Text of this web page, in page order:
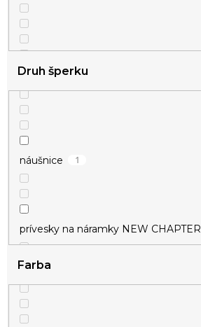
Druh šperku
náušnice 1
prívesky na náramky NEW CHAPTER
Farba